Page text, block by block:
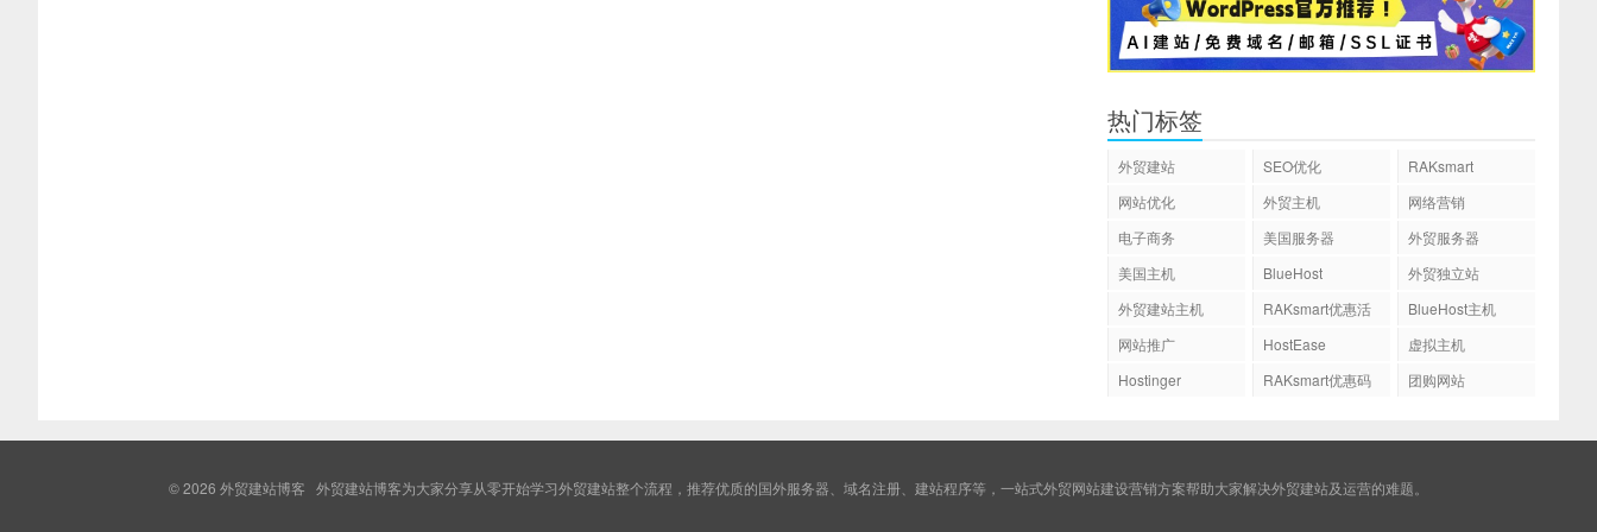
热门标签
外贸建站 SEO优化
RAKsmart
网站优化
外贸主机
网络营销
电子商务
美国服务器
外贸服务器
美国主机
BlueHost
外贸独立站
外贸建站主机
RAKsmart优惠活
BlueHost主机
网站推广
HostEase
虚拟主机
Hostinger
RAKsmart优惠码 团购网站
© 2026 外贸建站博客 外贸建站博客为大家分享从零开始学习外贸建站整个流程，推荐优质的国外服务器、域名注册、建站程序等，一站式外贸网站建设营销方案帮助大家解决外贸建站及运营的难题。